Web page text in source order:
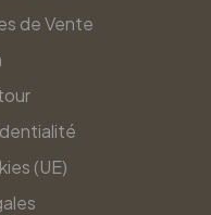
de Vente
(UE)